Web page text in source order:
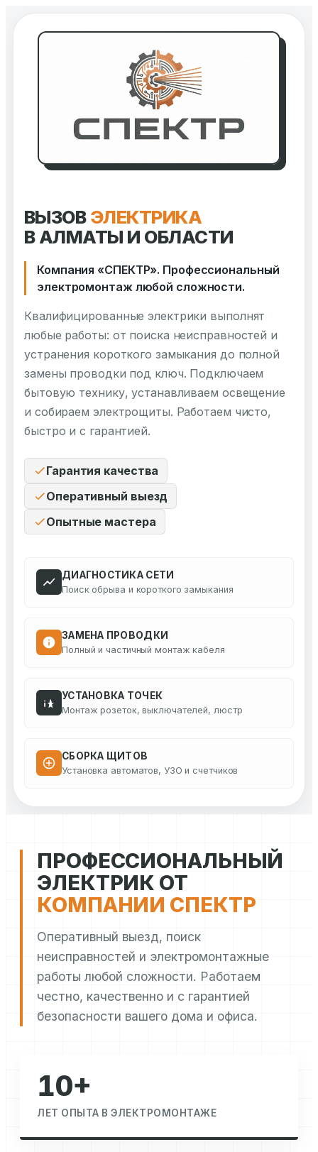
ВЫЗОВЭЛЕКТРИКА
В АЛМАТЫ И ОБЛАСТИ
Компания «СПЕКТР». Профессиональный
электромонтаж любой сложности.
Квалифицированные электрики выполнят
любые работы: от поиска неисправностей и
устранения короткого замыкания до полной
замены проводки под ключ. Подключаем
бытовую технику, устанавливаем освещение
и собираем электрощиты. Работаем чисто,
быстро и с гарантией.
Гарантия качества
Оперативный выезд
Опытные мастера
ДИАГНОСТИКА СЕТИ
Поиск обрыва и короткого замыкания
ЗАМЕНА ПРОВОДКИ
Полный и частичный монтаж кабеля
УСТАНОВКА ТОЧЕК
Монтаж розеток, выключателей, люстр
СБОРКА ЩИТОВ
Установка автоматов, УЗО и счетчиков
ПРОФЕССИОНАЛЬНЫЙ
ЭЛЕКТРИК ОТ
КОМПАНИИ СПЕКТР
Оперативный выезд, поиск
неисправностей и электромонтажные
работы любой сложности. Работаем
честно, качественно и с гарантией
безопасности вашего дома и офиса.
10+
ЛЕТ ОПЫТА В ЭЛЕКТРОМОНТАЖЕ